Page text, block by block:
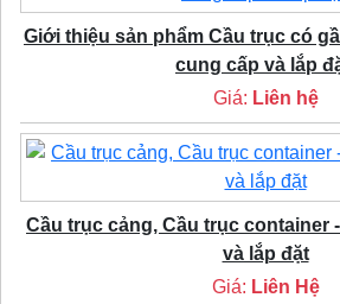
Giới thiệu sản phẩm Cầu trục có
cung cấp và lắp
Giá: Liên hệ
Cầu trục cảng, Cầu trục container
và lắp đặt
Giá: Liên Hệ